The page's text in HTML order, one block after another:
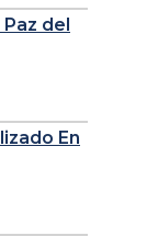
del
En